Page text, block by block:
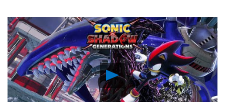
Reproduzir
Vídeo